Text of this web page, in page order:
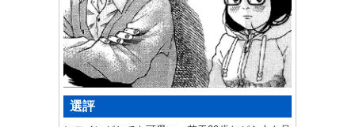
選評